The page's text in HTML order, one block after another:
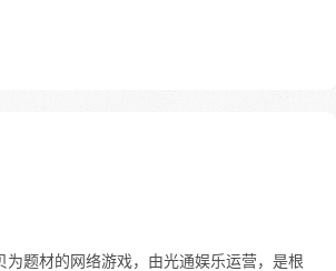
为题材的网络游戏，由光通娱乐运营，是根